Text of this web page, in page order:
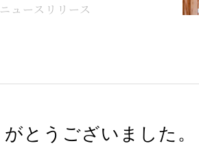
ニュースリリース
とうございました